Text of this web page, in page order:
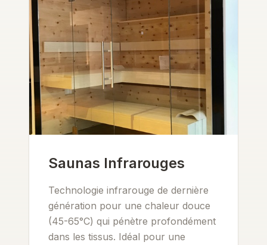
Saunas Infrarouges
Technologie infrarouge de dernière
génération pour une chaleur douce
(45-65°C) qui pénètre profondément
dans les tissus. Idéal pour une